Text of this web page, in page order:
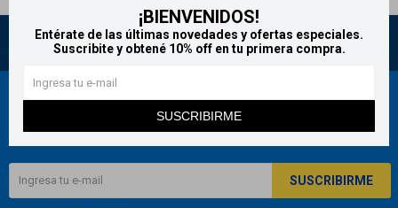
¡BIENVENIDOS!
Entérate de las últimas novedades y ofertas especiales.
Suscribite y obtené 10% off en tu primera compra.
SUSCRIBIRME
Newsletter
SUSCRIBIRME